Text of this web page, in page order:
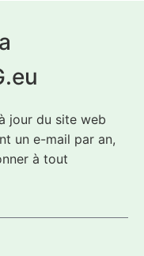
jour du site web
un e-mail par an,
à tout